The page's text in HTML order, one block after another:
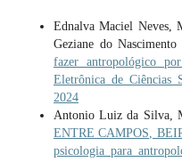
Ednalva Maciel Neves,
Geziane do
fazer antropológico
Eletrônica de
2024
Antonio Luiz da Silva,
ENTRE CAMPOS,
psicologia para